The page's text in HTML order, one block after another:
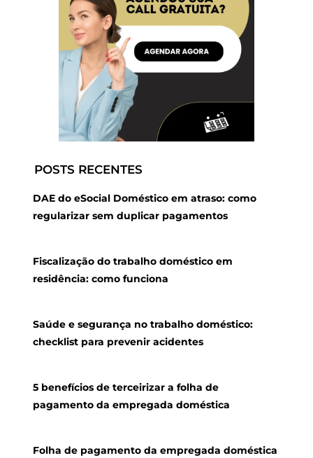
POSTS RECENTES
DAE do eSocial Doméstico em atraso: como
regularizar sem duplicar pagamentos
Fiscalização do trabalho doméstico em
residência: como funciona
Saúde e segurança no trabalho doméstico:
checklist para prevenir acidentes
5 benefícios de terceirizar a folha de
pagamento da empregada doméstica
Folha de pagamento da empregada doméstica